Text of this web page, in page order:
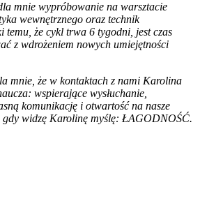
mnie wypróbowanie na warsztacie
wewnętrznego oraz technik
temu, że cykl trwa 6 tygodni, jest czas
z wdrożeniem nowych umiejętności
mnie, że w kontaktach z nami Karolina
wspierające wysłuchanie,
komunikację i otwartość na nasze
gdy widzę Karolinę myślę: ŁAGODNOŚĆ.